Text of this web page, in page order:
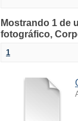
Mostrando 1 de
fotográfico,
1